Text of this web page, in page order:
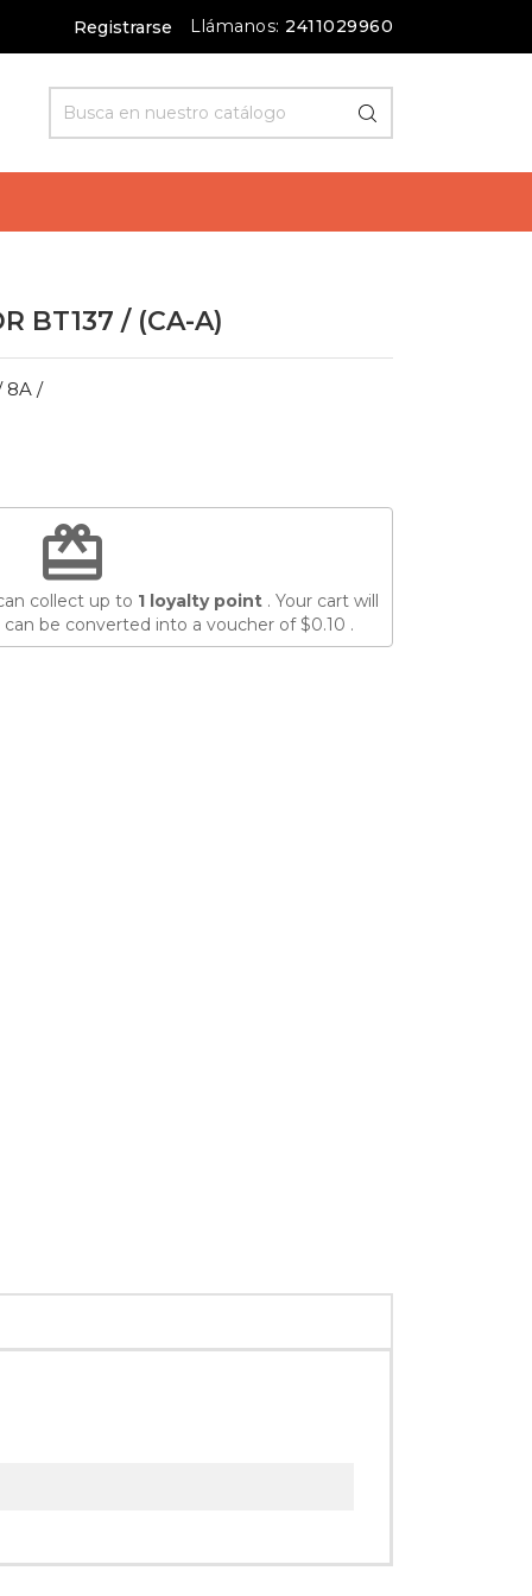
Registrarse Llámanos: 2411029960
BT137 / (CA-A)
8A /
redeem
collect up to 1 loyalty point . Your cart will
be converted into a voucher of$0.10 .